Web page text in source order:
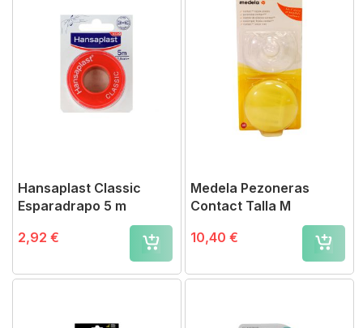
Hansaplast Classic
Esparadrapo 5 m
2,92 €
Medela Pezoneras
Contact Talla M
10,40 €